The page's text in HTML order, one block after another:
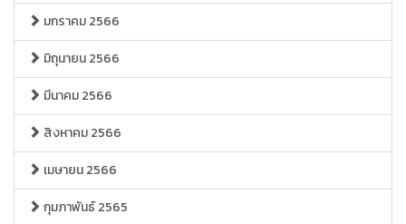
มกราคม 2566
มิถุนายน 2566
มีนาคม 2566
สิงหาคม 2566
เมษายน 2566
กุมภาพันธ์ 2565